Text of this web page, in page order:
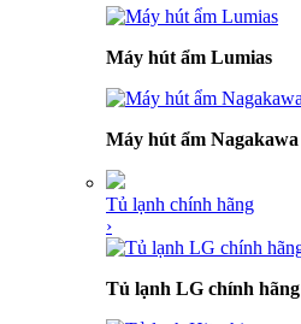
Máy hút ẩm Lumias
Máy hút ẩm Nagakawa
Tủ lạnh chính hãng
›
Tủ lạnh LG chính hãng